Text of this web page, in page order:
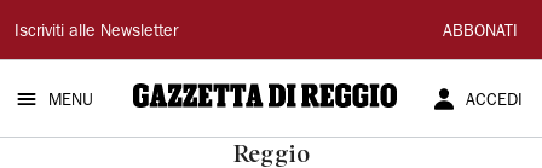
Gazzetta
di
Reggio
Iscriviti alle Newsletter ABBONATI
MENU ACCEDI
Reggio